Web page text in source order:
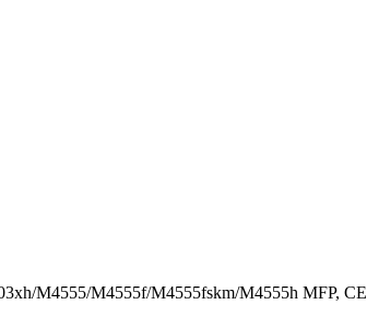
M4555/M4555f/M4555fskm/M4555h MFP,